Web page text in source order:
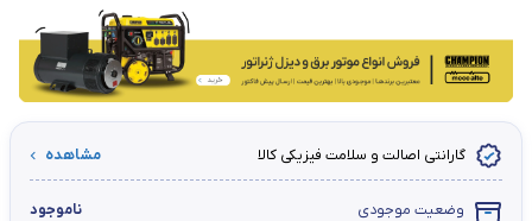
گارانتی اصالت و سلامت فیزیکی کالا مشاهده
وضعیت موجودی
ناموجود